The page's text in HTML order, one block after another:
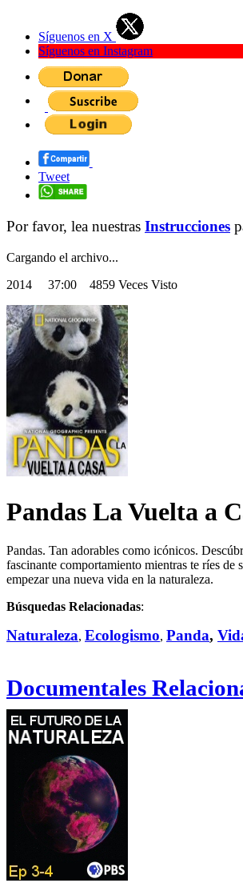
Síguenos en X
Síguenos en Instagram
Tweet
Por favor, lea nuestras Instrucciones
Cargando el archivo...
2014 37:00 4859 Veces Visto
Pandas La Vuelta a
Pandas. Tan adorables como icónicos.
fascinante comportamiento mientras te ríes de
empezar una nueva vida en la naturaleza.
Búsquedas Relacionadas:
Naturaleza, Ecologismo, Panda,
Documentales